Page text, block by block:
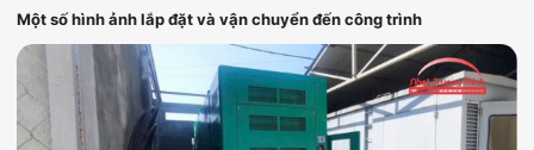
Một số hình ảnh lắp đặt và vận chuyển đến công trình